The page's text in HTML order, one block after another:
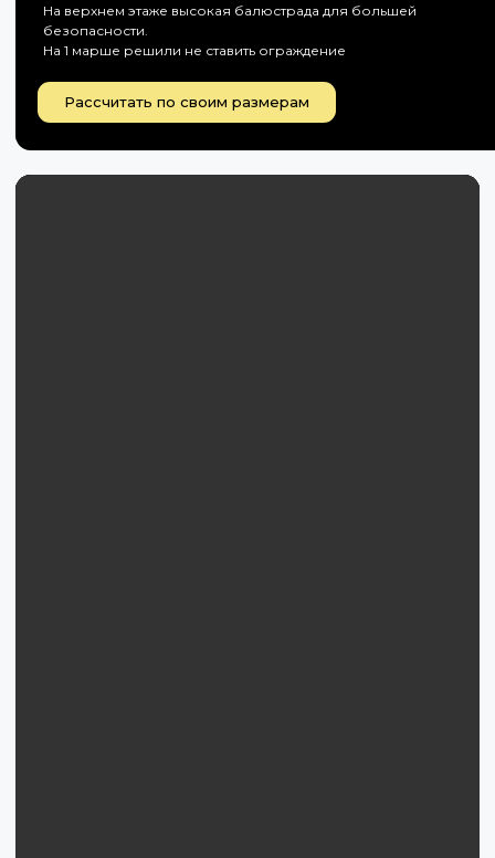
На верхнем этаже высокая балюстрада для большей
безопасности.
На 1 марше решили не ставить ограждение
Рассчитать по своим размерам